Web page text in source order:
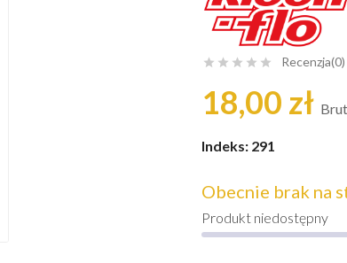
     Recenzja(0)
18,00 zł
Indeks: 291
Obecnie brak na
Produkt niedostępny